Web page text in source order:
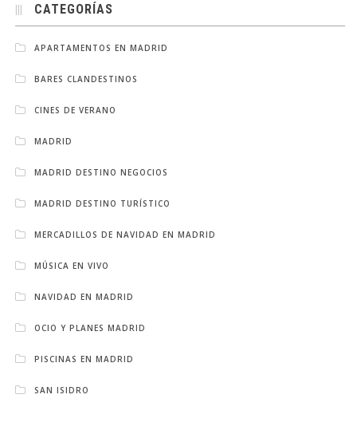
CATEGORÍAS
APARTAMENTOS EN MADRID
BARES CLANDESTINOS
CINES DE VERANO
MADRID
MADRID DESTINO NEGOCIOS
MADRID DESTINO TURÍSTICO
MERCADILLOS DE NAVIDAD EN MADRID
MÚSICA EN VIVO
NAVIDAD EN MADRID
OCIO Y PLANES MADRID
PISCINAS EN MADRID
SAN ISIDRO